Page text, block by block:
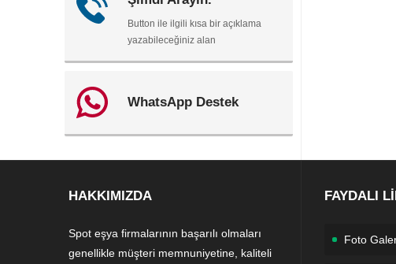
Button ile ilgili kısa bir açıklama
yazabileceğiniz alan
WhatsApp Destek
HAKKIMIZDA
Spot eşya firmalarının başarılı olmaları
genellikle müşteri memnuniyetine, kaliteli
FAYDALI
Foto